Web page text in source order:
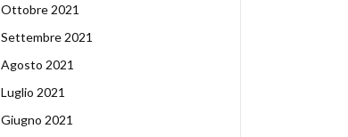
Ottobre 2021
Settembre 2021
Agosto 2021
Luglio 2021
Giugno 2021